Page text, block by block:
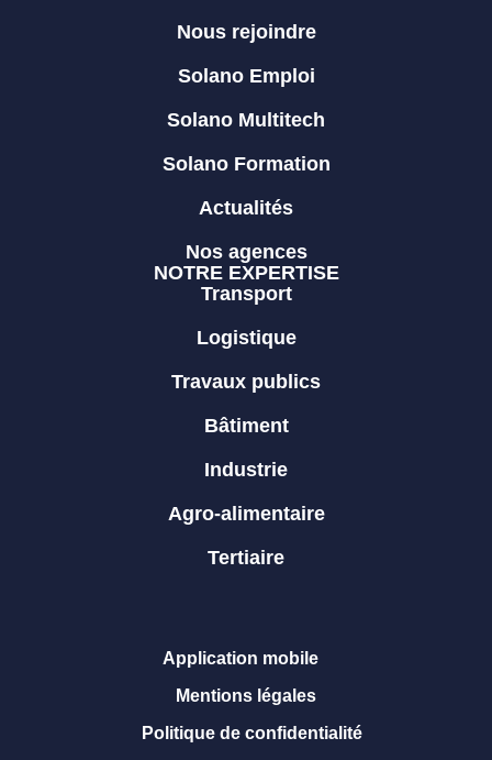
Nous rejoindre
Solano Emploi
Solano Multitech
Solano Formation
Actualités
Nos agences
NOTRE EXPERTISE
Transport
Logistique
Travaux publics
Bâtiment
Industrie
Agro-alimentaire
Tertiaire
Application mobile
Mentions légales
Politique de confidentialité